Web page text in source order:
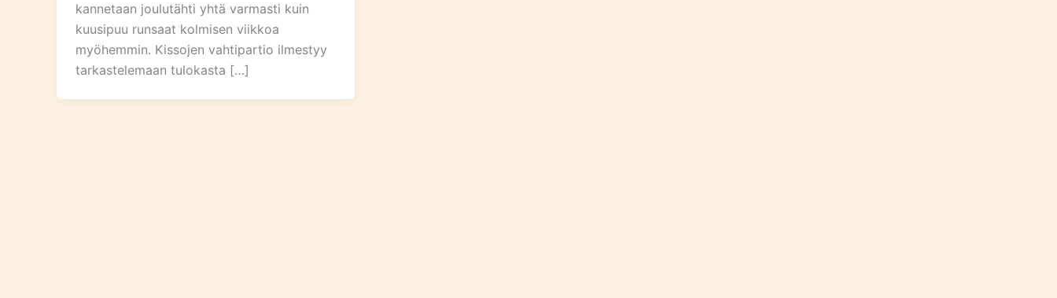
kannetaan joulutähti yhtä varmasti kuin
kuusipuu runsaat kolmisen viikkoa
myöhemmin. Kissojen vahtipartio ilmestyy
tarkastelemaan tulokasta […]